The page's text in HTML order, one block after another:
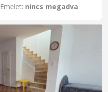
Emelet: nincs megadva